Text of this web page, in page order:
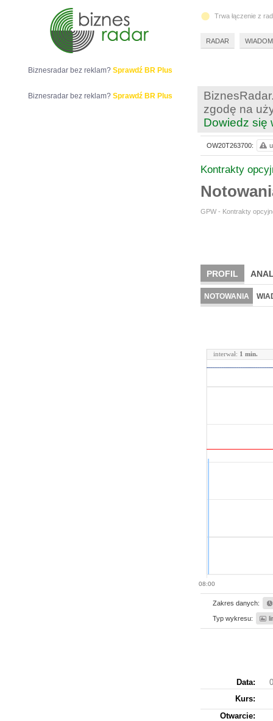
zgodę na
Dowiedz się
Kontrakty
GPW - Kontrakty
PROFIL
NOTOWANIA
08:00
interwał: 1 min.
Zakres danych:
Typ wykresu:
Data:
Kurs:
Otwarcie:
OW20T263700:
Biznesradar bez reklam? Sprawdź BR Plus
Biznesradar bez reklam? Sprawdź BR Plus
Trwa łączenie z
RADAR